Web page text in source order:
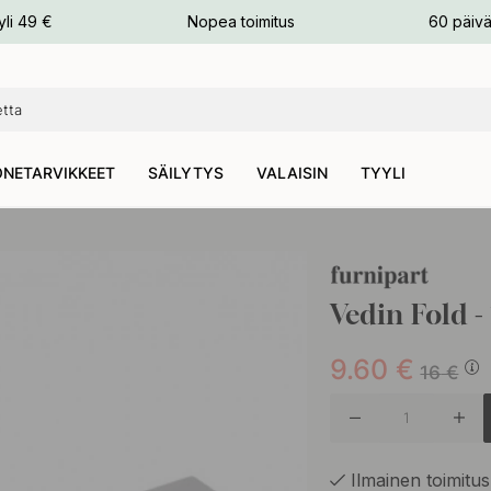
49 € Nopea toimitus 60
SÄILYTYS VALAISIN TYYLI
Vedin Fold
16€
9.60 €
Ilmainen